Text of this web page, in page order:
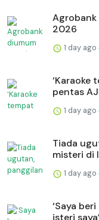
Agrobank
2026
1 day ago
‘Karaoke
pentas
1 day ago
Tiada
misteri di
1 day ago
‘Saya